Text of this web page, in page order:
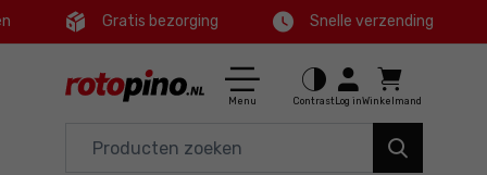
Ctrl
Hoofdmenu
Filters
Gratis bezorging Snelle verzending
Menu Contrast Log inWinkelmand
Huis en tuin